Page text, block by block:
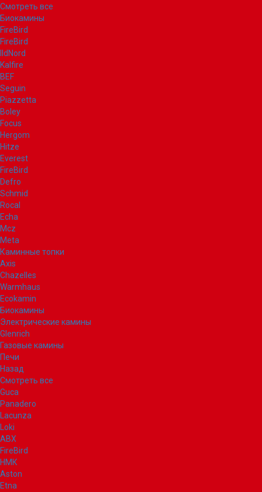
Смотреть все
Биокамины
FireBird
FireBird
IldNord
Kalfire
BEF
Seguin
Piazzetta
Boley
Focus
Hergom
Hitze
Everest
FireBird
Defro
Schmid
Rocal
Echa
Mcz
Meta
Каминные топки
Axis
Chazelles
Warmhaus
Ecokamin
Биокамины
Электрические камины
Glenrich
Газовые камины
Печи
Назад
Смотреть все
Guca
Panadero
Lacunza
Loki
ABX
FireBird
НМК
Aston
Etna